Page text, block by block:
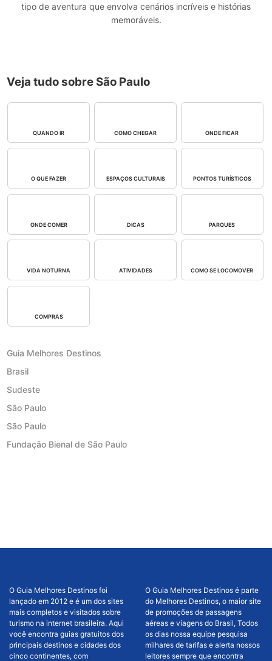
tipo de aventura que envolva cenários incríveis e histórias
memoráveis.
Veja tudo sobre São Paulo
QUANDO IR COMO CHEGAR ONDE FICAR
O QUE FAZER ESPAÇOS CULTURAIS PONTOS TURÍSTICOS
ONDE COMER DICAS PARQUES
VIDA NOTURNA ATIVIDADES COMO SE LOCOMOVER
COMPRAS
Guia Melhores Destinos
Brasil
Sudeste
São Paulo
São Paulo
Fundação Bienal de São Paulo
O Guia Melhores Destinos foi
lançado em 2012 e é um dos sites
mais completos e visitados sobre
turismo na internet brasileira. Aqui
você encontra guias gratuitos dos
principais destinos e cidades dos
cinco continentes, com
O Guia Melhores Destinos é parte
do Melhores Destinos, o maior site
de promoções de passagens
aéreas e viagens do Brasil, Todos
os dias nossa equipe pesquisa
milhares de tarifas e alerta nossos
leitores sempre que encontra